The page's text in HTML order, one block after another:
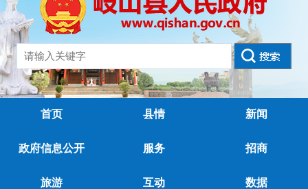
首页 县情 新闻
政府信息公开 服务 招商
旅游 互动 数据